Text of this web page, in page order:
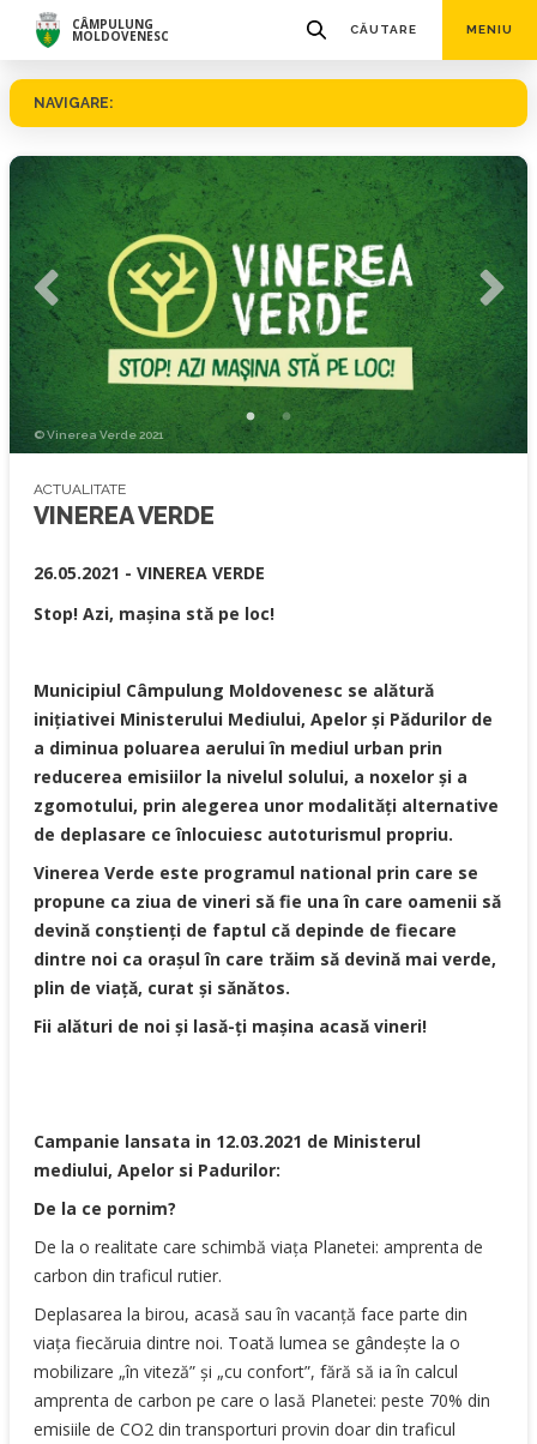
CÂMPULUNG
MOLDOVENESC CĂUTARE MENIU
NAVIGARE:
© Vinerea Verde 2021
ACTUALITATE
VINEREA VERDE
26.05.2021 - VINEREA VERDE
Stop! Azi, mașina stă pe loc!
Municipiul Câmpulung Moldovenesc se alătură
inițiativei Ministerului Mediului, Apelor și Pădurilor de
a diminua poluarea aerului în mediul urban prin
reducerea emisiilor la nivelul solului, a noxelor și a
zgomotului, prin alegerea unor modalități alternative
de deplasare ce înlocuiesc autoturismul propriu.
Vinerea Verde este programul national prin care se
propune ca ziua de vineri să fie una în care oamenii să
devină conștienți de faptul că depinde de fiecare
dintre noi ca orașul în care trăim să devină mai verde,
plin de viață, curat și sănătos.
Fii alături de noi și lasă-ți mașina acasă vineri!
Campanie lansata in 12.03.2021 de Ministerul
mediului, Apelor si Padurilor:
De la ce pornim?
De la o realitate care schimbă viața Planetei: amprenta de
carbon din traficul rutier.
Deplasarea la birou, acasă sau în vacanță face parte din
viața fiecăruia dintre noi. Toată lumea se gândește la o
mobilizare „în viteză” și „cu confort”, fără să ia în calcul
amprenta de carbon pe care o lasă Planetei: peste 70% din
emisiile de CO2 din transporturi provin doar din traficul